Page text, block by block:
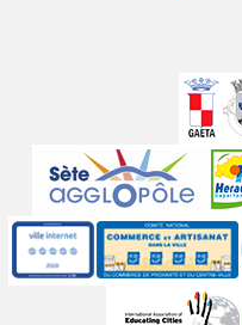
partenaires
Labels